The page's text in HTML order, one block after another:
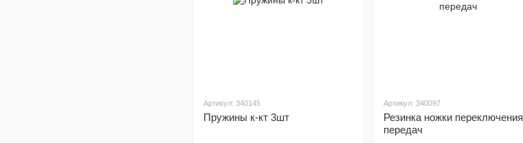
Артикул: 340145
Пружины к-кт 3шт
Артикул: 340097
Резинка ножки переключения
передач